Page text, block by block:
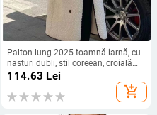
Palton lung 2025 toamnă-iarnă, cu
nasturi dubli, stil coreean, croială
lejeră, dreaptă, pentru femei, cu lână
114.63 Lei
add_shopping_cart